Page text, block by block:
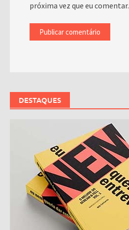
próxima vez que eu comentar.
DESTAQUES